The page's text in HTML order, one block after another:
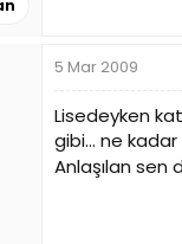
5 Mar 2009
Lisedeyken
gibi... ne
Anlaşılan sen